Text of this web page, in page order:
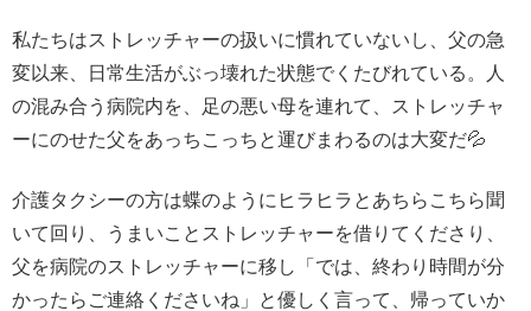
私たちはストレッチャーの扱いに慣れていないし、父の急
変以来、日常生活がぶっ壊れた状態でくたびれている。人
の混み合う病院内を、足の悪い母を連れて、ストレッチャ
ーにのせた父をあっちこっちと運びまわるのは大変だ💦
介護タクシーの方は蝶のようにヒラヒラとあちらこちら聞
いて回り、うまいことストレッチャーを借りてくださり、
父を病院のストレッチャーに移し「では、終わり時間が分
かったらご連絡くださいね」と優しく言って、帰っていか